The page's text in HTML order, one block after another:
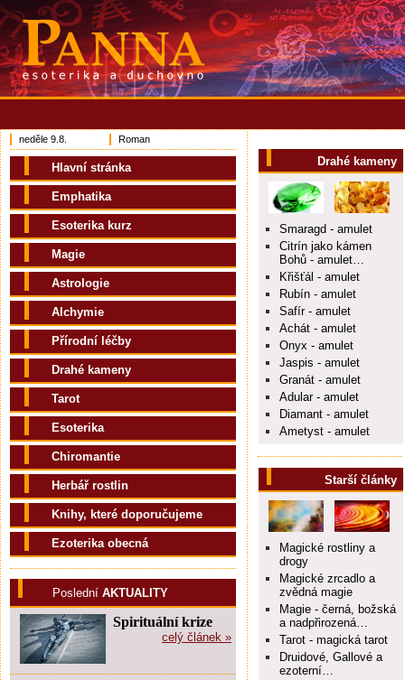
Drahé kameny
Smaragd - amulet
Citrín jako kámen
Bohů - amulet…
Křišťál - amulet
Rubín - amulet
Safír - amulet
Achát - amulet
Onyx - amulet
Jaspis - amulet
Granát - amulet
Adular - amulet
Diamant - amulet
Ametyst - amulet
Starší články
Magické rostliny a
drogy
Magické zrcadlo a
zvědná magie
Magie - černá, božská
a nadpřirozená…
Tarot - magická tarot
Druidové, Gallové a
ezoterní…
neděle 9.8. Roman
Hlavní stránka
Emphatika
Esoterika kurz
Magie
Astrologie
Alchymie
Přírodní léčby
Drahé kameny
Tarot
Esoterika
Chiromantie
Herbář rostlin
Knihy, které doporučujeme
Ezoterika obecná
Poslední AKTUALITY
Spirituální krize
celý článek »